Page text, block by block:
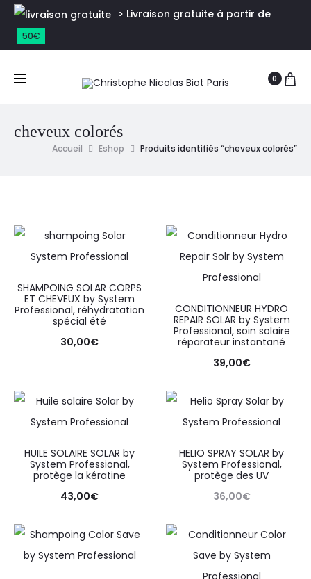
> Livraison gratuite à partir de
50€
0
cheveux colorés
Accueil Eshop Produits identifiés “cheveux colorés”
SHAMPOING SOLAR CORPS
ET CHEVEUX by System
Professional, réhydratation
spécial été
30,00€
CONDITIONNEUR HYDRO
REPAIR SOLAR by System
Professional, soin solaire
réparateur instantané
39,00€
HUILE SOLAIRE SOLAR by
System Professional,
protège la kératine
43,00€
HELIO SPRAY SOLAR by
System Professional,
protège des UV
36,00€